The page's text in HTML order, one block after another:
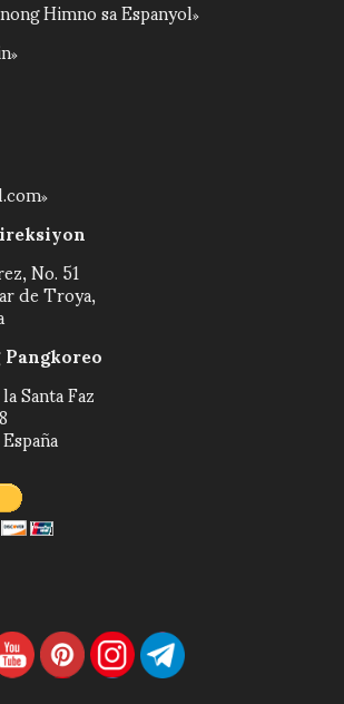
Himno sa Espanyol
No. 51
de Troya,
Santa Faz